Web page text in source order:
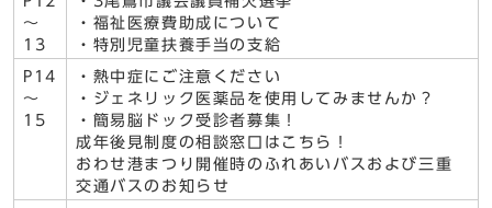
～
13
・福祉医療費助成について
・特別児童扶養手当の支給
P14
～
15
・熱中症にご注意ください
・ジェネリック医薬品を使用してみませんか？
・簡易脳ドック受診者募集！
成年後見制度の相談窓口はこちら！
おわせ港まつり開催時のふれあいバスおよび三重
交通バスのお知らせ